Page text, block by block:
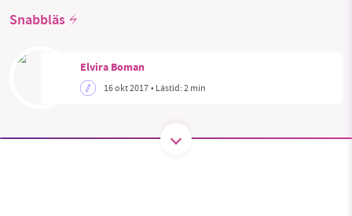
Snabbläs
Elvira Boman
16 okt 2017• Lästid:2 min